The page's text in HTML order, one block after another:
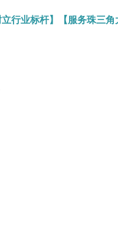
立行业标杆】【服务珠三